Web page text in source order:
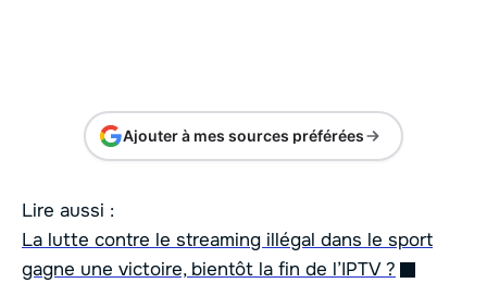
Ajouter à mes sources préférées
Lire aussi :
La lutte contre le streaming illégal dans le sport
gagne une victoire, bientôt la fin de l’IPTV ?